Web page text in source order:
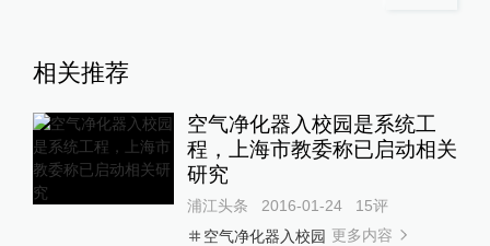
相关推荐
空气净化器入校园是系统工
程，上海市教委称已启动相关
研究
浦江头条 2016-01-24 15评
空气净化器入校园 更多内容